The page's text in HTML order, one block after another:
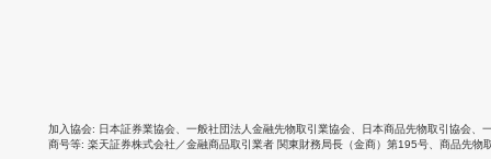
加入協会 日本証券業協会 一般社団法人金融先物取引業協会 日本商品先物取引協会
商号等 楽天証券株式会社／金融商品取引業者 関東財務局長（金商）第195号、商品先物